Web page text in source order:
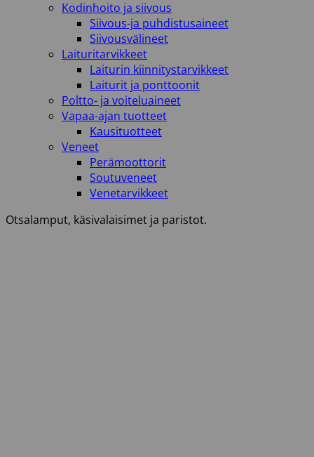
Kodinhoito ja siivous
Siivous-ja puhdistusaineet
Siivousvälineet
Laituritarvikkeet
Laiturin kiinnitystarvikkeet
Laiturit ja ponttoonit
Poltto- ja voiteluaineet
Vapaa-ajan tuotteet
Kausituotteet
Veneet
Perämoottorit
Soutuveneet
Venetarvikkeet
Otsalamput, käsivalaisimet ja paristot.